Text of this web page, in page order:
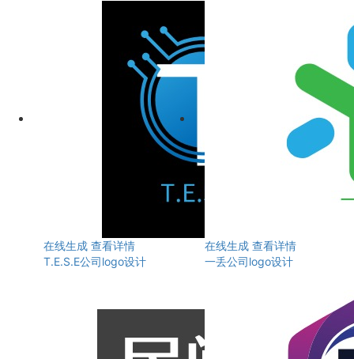
在线生成 查看详情
T.E.S.E公司logo设计
在线生成 查看详情
一丢公司logo设计